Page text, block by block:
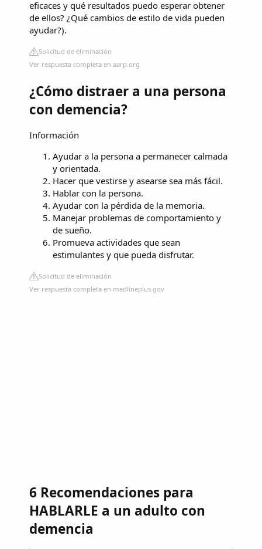
eficaces y qué resultados puedo esperar obtener
de ellos? ¿Qué cambios de estilo de vida pueden
ayudar?).
Solicitud de eliminación
Ver respuesta completa en aarp.org
¿Cómo distraer a una persona
con demencia?
Información
Ayudar a la persona a permanecer calmada
y orientada.
Hacer que vestirse y asearse sea más fácil.
Hablar con la persona.
Ayudar con la pérdida de la memoria.
Manejar problemas de comportamiento y
de sueño.
Promueva actividades que sean
estimulantes y que pueda disfrutar.
Solicitud de eliminación
Ver respuesta completa en medlineplus.gov
6 Recomendaciones para
HABLARLE a un adulto con
demencia